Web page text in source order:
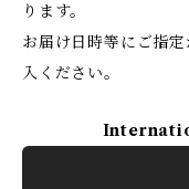
ります。
お届け日時等にご指
入ください。